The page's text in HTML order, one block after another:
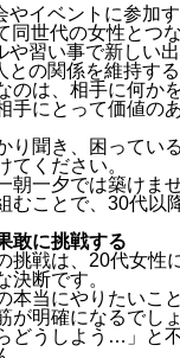
やイベントに参加
同世代の女性とつ
や習い事で新しい
との関係を維持する
のは、相手に何か
手にとって価値の
り聞き、困ってい
てください。
朝一夕では築けま
むことで、30代以
敢に挑戦する
挑戦は、20代女性
決断です。
本当にやりたいこ
が明確になるでしょ
どうしよう…」と